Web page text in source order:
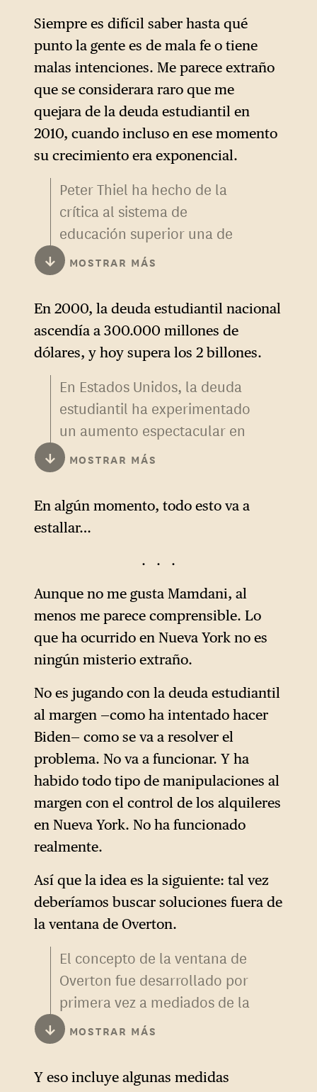
Siempre es difícil saber hasta qué
punto la gente es de mala fe o tiene
malas intenciones. Me parece extraño
que se considerara raro que me
quejara de la deuda estudiantil en
2010, cuando incluso en ese momento
su crecimiento era exponencial.
Peter Thiel ha hecho de la
crítica al sistema de
educación superior una de
sus prioridades, llegando
incluso a conceder becas de
100.000 dólares para que los
jóvenes abandonen la
universidad y creen su propia
empresa en lugar de
continuar sus estudios.
Ya en 2011 habló de una
«education bubble», una
burbuja educativa: «Una
algo está sobrevalorado y es
objeto de una intensa
gente todavía cree en Estados
Unidos. Cuestionar la
educación es realmente
peligroso. Es un tabú
absoluto. Es como decirle al
mundo entero que Papá Noel
no existe»
↓ MOSTRAR MÁS
En 2000, la deuda estudiantil nacional
ascendía a 300.000 millones de
dólares, y hoy supera los 2 billones.
En Estados Unidos, la deuda
estudiantil ha experimentado
un aumento espectacular en
las últimas dos décadas. En
2000, la deuda estudiantil
federal ascendía a unos
318.000 millones de dólares;
hoy supera los 1,8 billones de
Este aumento refleja el
incremento de las tasas de
matrícula, el mayor acceso al
crédito estudiantil y la
creciente dependencia de los
hogares de los préstamos
para financiar la educación
superior.
↓ MOSTRAR MÁS
En algún momento, todo esto va a
estallar…
. . .
Aunque no me gusta Mamdani, al
menos me parece comprensible. Lo
que ha ocurrido en Nueva York no es
ningún misterio extraño.
No es jugando con la deuda estudiantil
al margen —como ha intentado hacer
Biden— como se va a resolver el
problema. No va a funcionar. Y ha
habido todo tipo de manipulaciones al
margen con el control de los alquileres
en Nueva York. No ha funcionado
realmente.
Así que la idea es la siguiente: tal vez
deberíamos buscar soluciones fuera de
la ventana de Overton.
El concepto de la ventana de
Overton fue desarrollado por
primera vez a mediados de la
década de 1990 por Joe
Overton para referirse al
abanico de ideas
↓ MOSTRAR MÁS
Y eso incluye algunas medidas